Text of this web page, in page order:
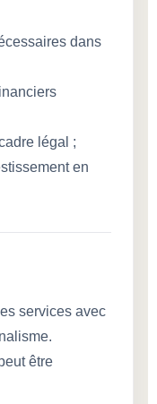
dans
légal ;
en
services avec
être